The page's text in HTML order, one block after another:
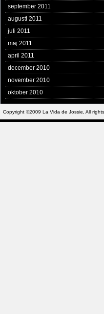
september 2011
augusti 2011
juli 2011
maj 2011
april 2011
december 2010
november 2010
oktober 2010
Copyright ©2009 La Vida de Jossie, All